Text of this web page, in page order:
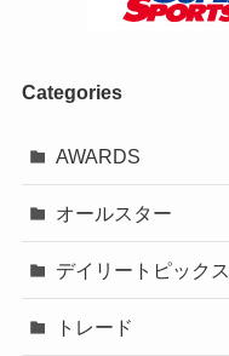
Categories
AWARDS
オールスター
デイリートピックス
トレード